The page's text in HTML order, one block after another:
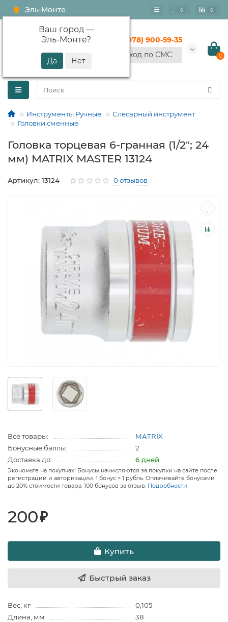
Эль-Монте
Ваш город —
Эль-Монте?
0 0
+7 (978) 900-59-35
Вход по СМС
0
Инструменты Ручные
Слесарный инструмент
Головки сменные
Головка торцевая 6-гранная (1/2"; 24
мм) MATRIX MASTER 13124
Артикул: 13124 0 отзывов
Все товары:
MATRIX
Бонусные баллы:
2
Доставка до:
6 дней
Экономьте на покупках! Бонусы начисляются за покупки на сайте после
регистрации и авторизации. 1 бонус = 1 рубль. Оплачивайте бонусами
до 20% стоимости товара. 100 бонусов за отзыв. Подробности
200₽
Купить
Быстрый заказ
Вес, кг
0,105
Длина, мм
38